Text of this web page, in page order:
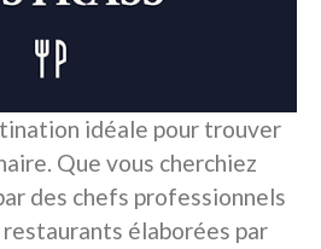
idéale pour trouver
Que vous cherchiez
des chefs professionnels
élaborées par